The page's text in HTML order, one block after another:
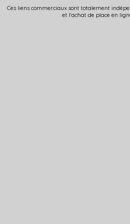
Ces liens commerciaux sont totalement
et l'achat de place en